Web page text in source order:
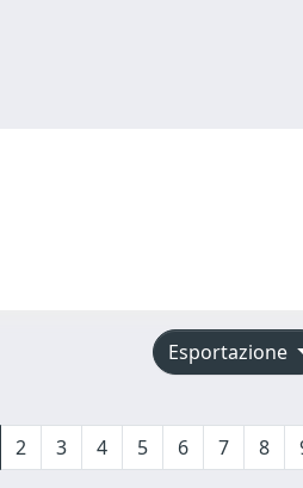
Esportazione
2 3 4 5 6 7 8